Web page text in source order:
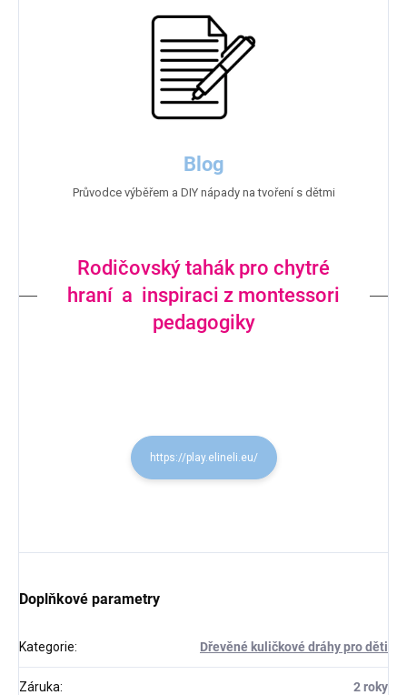
Blog
Průvodce výběřem a DIY nápady na tvoření s dětmi
Rodičovský tahák pro chytré
hraní a inspiraci z montessori
pedagogiky
https://play.elineli.eu/
Doplňkové parametry
Kategorie: Dřevěné kuličkové dráhy pro děti
Záruka: 2 roky